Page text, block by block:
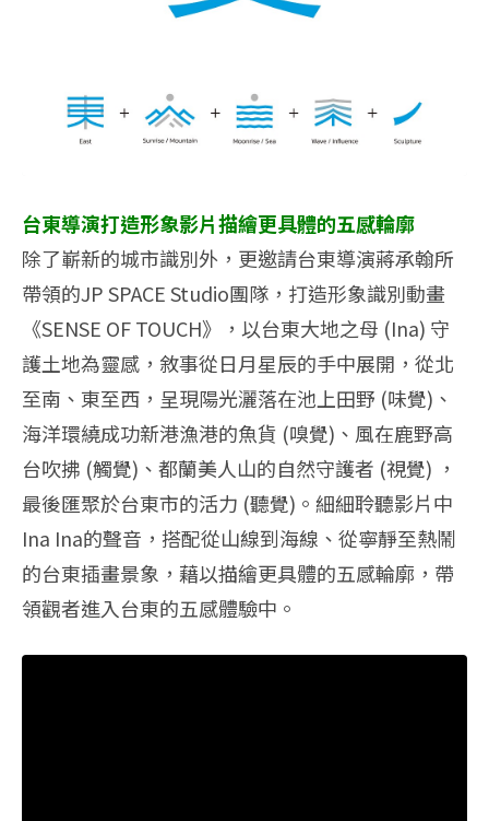
台東導演打造形象影片描繪更具體的五感輪廓
除了嶄新的城市識別外，更邀請台東導演蔣承翰所
帶領的JP SPACE Studio團隊，打造形象識別動畫
《SENSE OF TOUCH》，以台東大地之母 (Ina) 守
護土地為靈感，敘事從日月星辰的手中展開，從北
至南、東至西，呈現陽光灑落在池上田野 (味覺)、
海洋環繞成功新港漁港的魚貨 (嗅覺)、風在鹿野高
台吹拂 (觸覺)、都蘭美人山的自然守護者 (視覺) ，
最後匯聚於台東市的活力 (聽覺)。細細聆聽影片中
Ina Ina的聲音，搭配從山線到海線、從寧靜至熱鬧
的台東插畫景象，藉以描繪更具體的五感輪廓，帶
領觀者進入台東的五感體驗中。